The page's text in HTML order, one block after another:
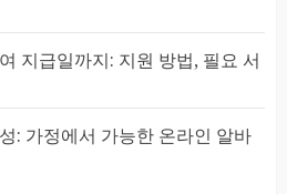
지급일까지: 지원 방법, 필요 서
: 가정에서 가능한 온라인 알바